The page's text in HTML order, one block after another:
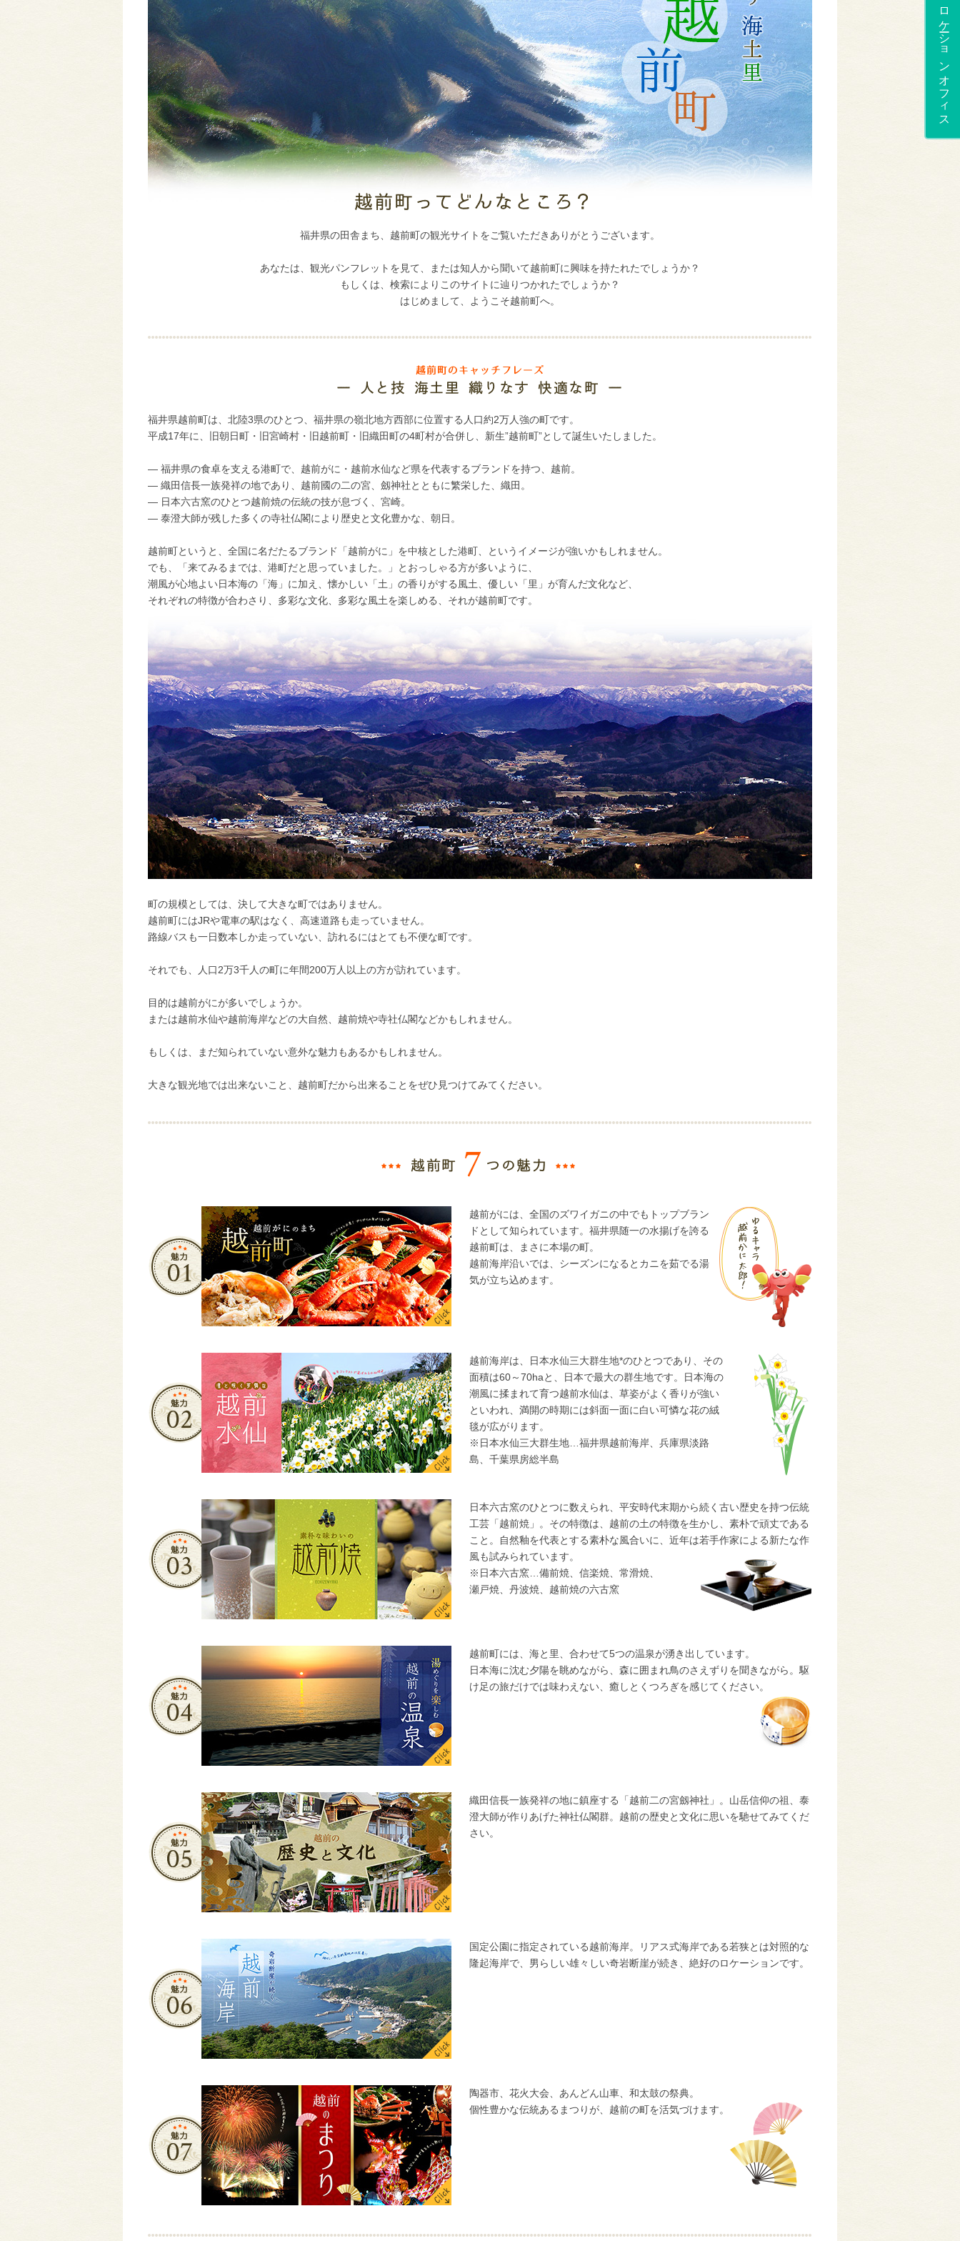
福井県の田舎まち、越前町の観光サイトをご覧いただきありがとうございます。
あなたは、観光パンフレットを見て、または知人から聞いて越前町に興味を持たれたでしょうか？
もしくは、検索によりこのサイトに辿りつかれたでしょうか？
はじめまして、ようこそ越前町へ。
福井県越前町は、北陸3県のひとつ、福井県の嶺北地方西部に位置する人口約2万人強の町です。
平成17年に、旧朝日町・旧宮崎村・旧越前町・旧織田町の4町村が合併し、新生”越前町”として誕生いたしました。
― 福井県の食卓を支える港町で、越前がに・越前水仙など県を代表するブランドを持つ、越前。
― 織田信長一族発祥の地であり、越前國の二の宮、劔神社とともに繁栄した、織田。
― 日本六古窯のひとつ越前焼の伝統の技が息づく、宮崎。
― 泰澄大師が残した多くの寺社仏閣により歴史と文化豊かな、朝日。
越前町というと、全国に名だたるブランド「越前がに」を中核とした港町、というイメージが強いかもしれません。
でも、「来てみるまでは、港町だと思っていました。」とおっしゃる方が多いように、
潮風が心地よい日本海の「海」に加え、懐かしい「土」の香りがする風土、優しい「里」が育んだ文化など、
それぞれの特徴が合わさり、多彩な文化、多彩な風土を楽しめる、それが越前町です。
町の規模としては、決して大きな町ではありません。
越前町にはJRや電車の駅はなく、高速道路も走っていません。
路線バスも一日数本しか走っていない、訪れるにはとても不便な町です。
それでも、人口2万3千人の町に年間200万人以上の方が訪れています。
目的は越前がにが多いでしょうか。
または越前水仙や越前海岸などの大自然、越前焼や寺社仏閣などかもしれません。
もしくは、まだ知られていない意外な魅力もあるかもしれません。
大きな観光地では出来ないこと、越前町だから出来ることをぜひ見つけてみてください。
越前がには、全国のズワイガニの中でもトップブラン
ドとして知られています。福井県随一の水揚げを誇る
越前町は、まさに本場の町。
越前海岸沿いでは、シーズンになるとカニを茹でる湯
気が立ち込めます。
越前海岸は、日本水仙三大群生地*のひとつであり、その
面積は60～70haと、日本で最大の群生地です。日本海の
潮風に揉まれて育つ越前水仙は、草姿がよく香りが強い
といわれ、満開の時期には斜面一面に白い可憐な花の絨
毯が広がります。
※日本水仙三大群生地…福井県越前海岸、兵庫県淡路
島、千葉県房総半島
日本六古窯のひとつに数えられ、平安時代末期から続く古い歴史を持つ伝統
工芸「越前焼」。その特徴は、越前の土の特徴を生かし、素朴で頑丈である
こと。自然釉を代表とする素朴な風合いに、近年は若手作家による新たな作
風も試みられています。
※日本六古窯…備前焼、信楽焼、常滑焼、
瀬戸焼、丹波焼、越前焼の六古窯
越前町には、海と里、合わせて5つの温泉が湧き出しています。
日本海に沈む夕陽を眺めながら、森に囲まれ鳥のさえずりを聞きながら。駆
け足の旅だけでは味わえない、癒しとくつろぎを感じてください。
織田信長一族発祥の地に鎮座する「越前二の宮劔神社」。山岳信仰の祖、泰
澄大師が作りあげた神社仏閣群。越前の歴史と文化に思いを馳せてみてくだ
さい。
国定公園に指定されている越前海岸。リアス式海岸である若狭とは対照的な
隆起海岸で、男らしい雄々しい奇岩断崖が続き、絶好のロケーションです。
陶器市、花火大会、あんどん山車、和太鼓の祭典。
個性豊かな伝統あるまつりが、越前の町を活気づけます。
ロケーションオフィス